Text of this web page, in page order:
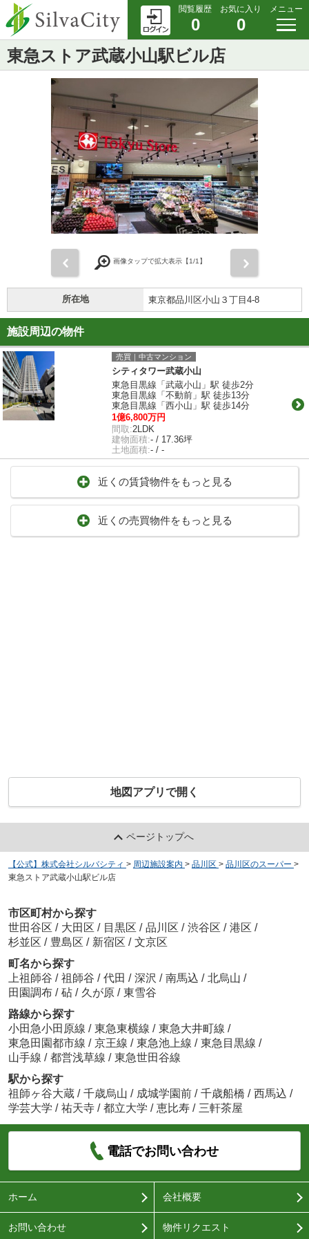
閲覧履歴
0
お気に入り
0
メニュー
東急ストア武蔵小山駅ビル店
画像タップで拡大表示【1/1】
所在地 東京都品川区小山３丁目4-8
施設周辺の物件
売買｜中古マンション
シティタワー武蔵小山
東急目黒線「武蔵小山」駅 徒歩2分
東急目黒線「不動前」駅 徒歩13分
東急目黒線「西小山」駅 徒歩14分
1億6,800万円
間取:2LDK
建物面積:- / 17.36坪
土地面積:- / -
近くの賃貸物件をもっと見る
近くの売買物件をもっと見る
地図アプリで開く
ページトップへ
【公式】株式会社シルバシティ > 周辺施設案内 > 品川区 > 品川区のスーパー >
東急ストア武蔵小山駅ビル店
市区町村から探す
世田谷区 / 大田区 / 目黒区 / 品川区 / 渋谷区 / 港区 /
杉並区 / 豊島区 / 新宿区 / 文京区
町名から探す
上祖師谷 / 祖師谷 / 代田 / 深沢 / 南馬込 / 北烏山 /
田園調布 / 砧 / 久が原 / 東雪谷
路線から探す
小田急小田原線 / 東急東横線 / 東急大井町線 /
東急田園都市線 / 京王線 / 東急池上線 / 東急目黒線 /
山手線 / 都営浅草線 / 東急世田谷線
駅から探す
祖師ヶ谷大蔵 / 千歳烏山 / 成城学園前 / 千歳船橋 / 西馬込 /
学芸大学 / 祐天寺 / 都立大学 / 恵比寿 / 三軒茶屋
電話でお問い合わせ
ホーム 会社概要
お問い合わせ 物件リクエスト